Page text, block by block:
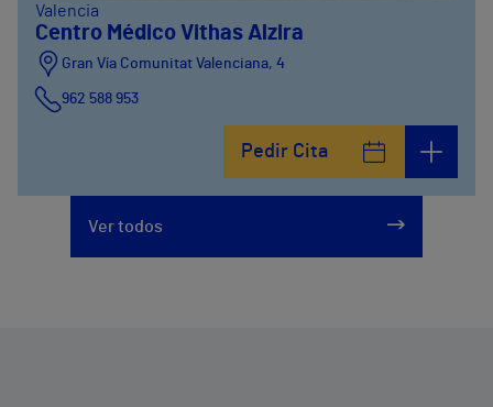
Valencia
Centro Médico Vithas Alzira
Gran Vía Comunitat Valenciana, 4
962 588 953
Pedir Cita
Ver todos